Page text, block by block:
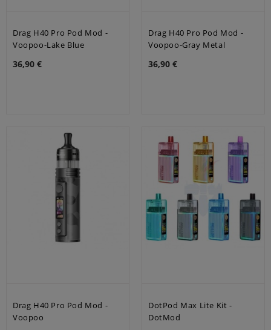
Drag H40 Pro Pod Mod -
Voopoo-Lake Blue
36,90 €
Drag H40 Pro Pod Mod -
Voopoo-Gray Metal
36,90 €
Drag H40 Pro Pod Mod -
Voopoo
DotPod Max Lite Kit -
DotMod